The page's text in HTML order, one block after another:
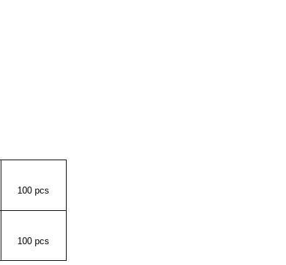
100 pcs
100 pcs